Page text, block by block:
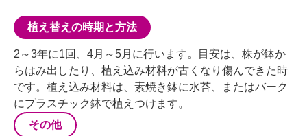
植え替えの時期と方法
2～3年に1回、4月～5月に行います。目安は、株が鉢か
らはみ出したり、植え込み材料が古くなり傷んできた時
です。植え込み材料は、素焼き鉢に水苔、またはバーク
にプラスチック鉢で植えつけます。
その他